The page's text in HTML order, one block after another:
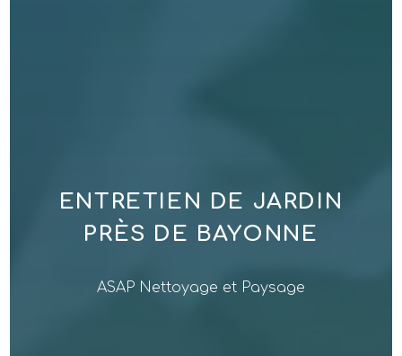
ENTRETIEN DE JARDIN
PRÈS DE BAYONNE
ASAP Nettoyage et Paysage